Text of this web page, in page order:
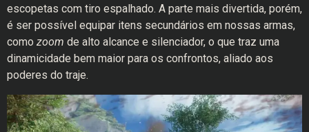
escopetas com tiro espalhado. A parte mais divertida, porém,
é ser possível equipar itens secundários em nossas armas,
como zoom de alto alcance e silenciador, o que traz uma
dinamicidade bem maior para os confrontos, aliado aos
poderes do traje.